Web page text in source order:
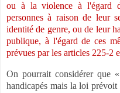
ou à la violence à l'égard
personnes à raison de leur
identité de genre, ou de leur
publique, à l'égard de ces
prévues par les articles 225-2
On pourrait considérer que
handicapés mais la loi